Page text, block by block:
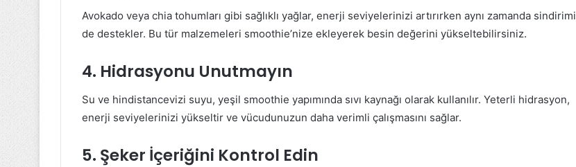
Avokado veya chia tohumları gibi sağlıklı yağlar, enerji seviyelerinizi artırırken aynı zamanda sindirimi
de destekler. Bu tür malzemeleri smoothie’nize ekleyerek besin değerini yükseltebilirsiniz.
4. Hidrasyonu Unutmayın
Su ve hindistancevizi suyu, yeşil smoothie yapımında sıvı kaynağı olarak kullanılır. Yeterli hidrasyon,
enerji seviyelerinizi yükseltir ve vücudunuzun daha verimli çalışmasını sağlar.
5. Şeker İçeriğini Kontrol Edin